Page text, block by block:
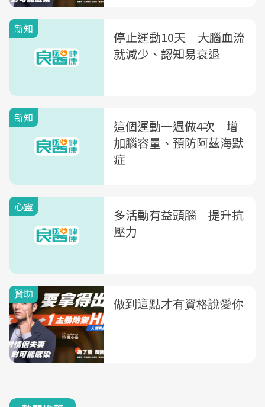
新知
停止運動10天 大腦血流
就減少、認知易衰退
新知
這個運動一週做4次 增
加腦容量、預防阿茲海默
症
心靈
多活動有益頭腦 提升抗
壓力